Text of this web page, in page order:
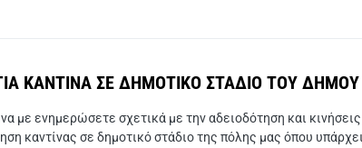
ΚΑΝΤΙΝΑ ΣΕ ΔΗΜΟΤΙΚΟ ΣΤΑΔΙΟ ΤΟΥ ΔΗΜΟΥ
με ενημερώσετε σχετικά με την αδειοδότηση και
καντίνας σε δημοτικό στάδιο της πόλης μας όπου